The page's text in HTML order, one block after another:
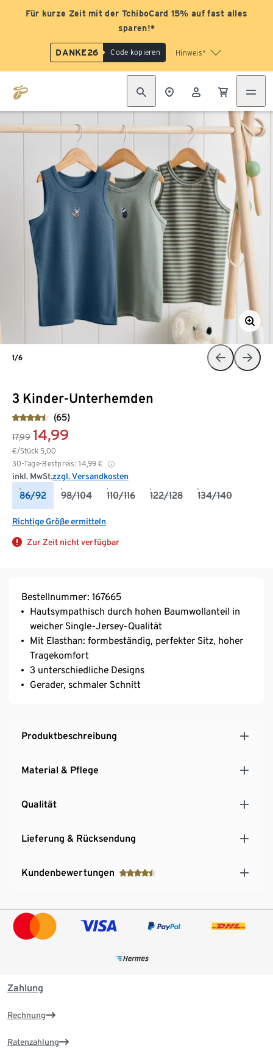
Für kurze Zeit mit der TchiboCard 15% auf fast alles
sparen!*
DANKE26 Code kopieren Hinweis*
3 Kinder-Unterhemden
(65)
17,99 14,99
€/Stück 5,00
30-Tage-Bestpreis: 14,99 €
inkl. MwSt.zzgl. Versandkosten
86/92 98/104 110/116 122/128 134/140
Richtige Größe ermitteln
Zur Zeit nicht verfügbar
1/6
Bestellnummer: 167665
Hautsympathisch durch hohen Baumwollanteil in
weicher Single-Jersey-Qualität
Mit Elasthan: formbeständig, perfekter Sitz, hoher
Tragekomfort
3 unterschiedliche Designs
Gerader, schmaler Schnitt
Produktbeschreibung
Material & Pflege
Qualität
Lieferung & Rücksendung
Kundenbewertungen
Zahlung
Rechnung
Ratenzahlung